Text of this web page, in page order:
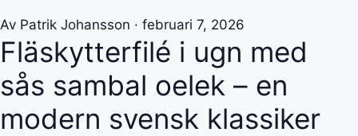
Av Patrik Johansson · februari 7, 2026
Fläskytterfilé i ugn med
sås sambal oelek – en
modern svensk klassiker